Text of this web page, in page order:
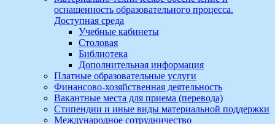
оснащенность образовательного процесса.
Доступная среда
Учебные кабинеты
Столовая
Библиотека
Дополнительная информация
Платные образовательные услуги
Финансово-хозяйственная деятельность
Вакантные места для приема (перевода)
Стипендии и иные виды материальной поддержки
Международное сотрудничество